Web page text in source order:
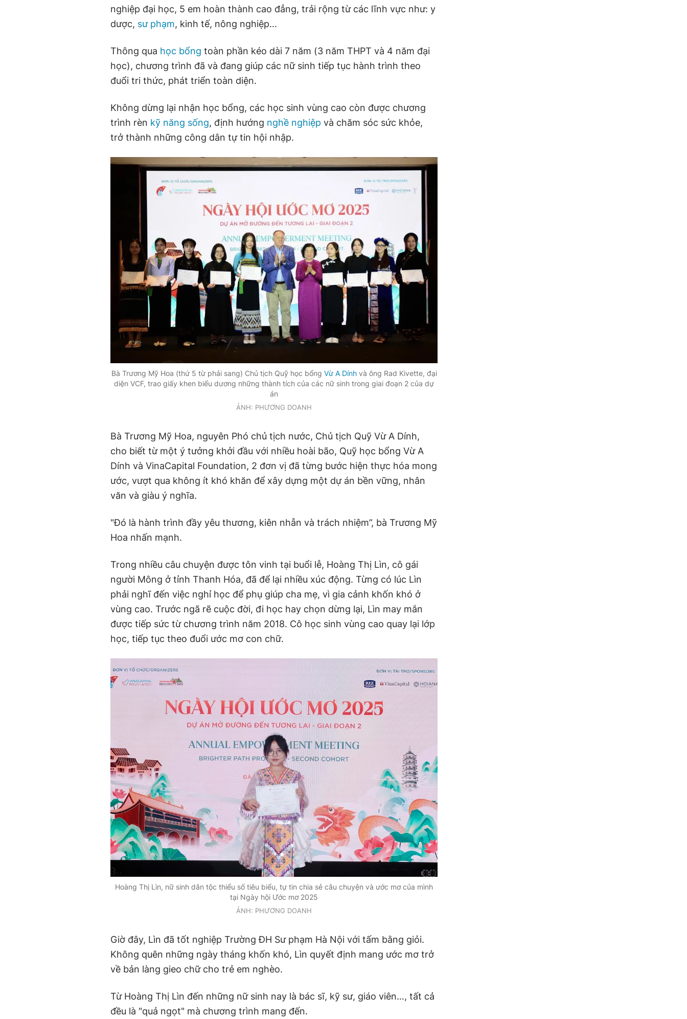
nghiệp đại học, 5 em hoàn thành cao đẳng, trải rộng từ các lĩnh vực như: y
dược, sư phạm, kinh tế, nông nghiệp...
Thông qua học bổng toàn phần kéo dài 7 năm (3 năm THPT và 4 năm đại
học), chương trình đã và đang giúp các nữ sinh tiếp tục hành trình theo
đuổi tri thức, phát triển toàn diện.
Không dừng lại nhận học bổng, các học sinh vùng cao còn được chương
trình rèn kỹ năng sống, định hướng nghề nghiệp và chăm sóc sức khỏe,
trở thành những công dân tự tin hội nhập.
Bà Trương Mỹ Hoa (thứ 5 từ phải sang) Chủ tịch Quỹ học bổng Vừ A Dính và ông Rad Kivette, đại
diện VCF, trao giấy khen biểu dương những thành tích của các nữ sinh trong giai đoạn 2 của dự
án
ẢNH: PHƯƠNG DOANH
Bà Trương Mỹ Hoa, nguyên Phó chủ tịch nước, Chủ tịch Quỹ Vừ A Dính,
cho biết từ một ý tưởng khởi đầu với nhiều hoài bão, Quỹ học bổng Vừ A
Dính và VinaCapital Foundation, 2 đơn vị đã từng bước hiện thực hóa mong
ước, vượt qua không ít khó khăn để xây dựng một dự án bền vững, nhân
văn và giàu ý nghĩa.
"Đó là hành trình đầy yêu thương, kiên nhẫn và trách nhiệm”, bà Trương Mỹ
Hoa nhấn mạnh.
Trong nhiều câu chuyện được tôn vinh tại buổi lễ, Hoàng Thị Lìn, cô gái
người Mông ở tỉnh Thanh Hóa, đã để lại nhiều xúc động. Từng có lúc Lìn
phải nghĩ đến việc nghỉ học để phụ giúp cha mẹ, vì gia cảnh khốn khó ở
vùng cao. Trước ngã rẽ cuộc đời, đi học hay chọn dừng lại, Lìn may mắn
được tiếp sức từ chương trình năm 2018. Cô học sinh vùng cao quay lại lớp
học, tiếp tục theo đuổi ước mơ con chữ.
Hoàng Thị Lìn, nữ sinh dân tộc thiểu số tiêu biểu, tự tin chia sẻ câu chuyện và ước mơ của mình
tại Ngày hội Ước mơ 2025
ẢNH: PHƯƠNG DOANH
Giờ đây, Lìn đã tốt nghiệp Trường ĐH Sư phạm Hà Nội với tấm bằng giỏi.
Không quên những ngày tháng khốn khó, Lìn quyết định mang ước mơ trở
về bản làng gieo chữ cho trẻ em nghèo.
Từ Hoàng Thị Lìn đến những nữ sinh nay là bác sĩ, kỹ sư, giáo viên…, tất cả
đều là "quả ngọt" mà chương trình mang đến.